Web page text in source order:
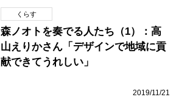
くらす
森ノオトを奏でる人たち（1）：高
山えりかさん「デザインで地域に貢
献できてうれしい」
2019/11/21